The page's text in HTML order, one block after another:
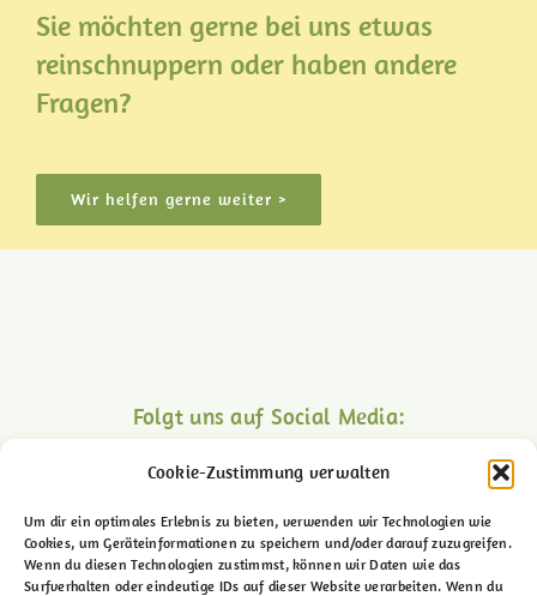
Cookie-Zustimmung verwalten
Um dir ein optimales Erlebnis zu bieten, verwenden wir Technologien wie
Cookies, um Geräteinformationen zu speichern und/oder darauf zuzugreifen.
Wenn du diesen Technologien zustimmst, können wir Daten wie das
Surfverhalten oder eindeutige IDs auf dieser Website verarbeiten. Wenn du
Sie möchten gerne bei uns etwas
reinschnuppern oder haben andere
Fragen?
Wir helfen gerne weiter >
Folgt uns auf Social Media: